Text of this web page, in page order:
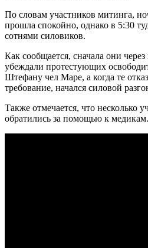
По словам участников митинга,
прошла спокойно, однако в 5:30
сотнями силовиков.
Как сообщается, сначала они
убеждали протестующих
Штефану чел Маре, а когда те
требование, начался силовой
Также отмечается, что несколько
обратились за помощью к медикам.